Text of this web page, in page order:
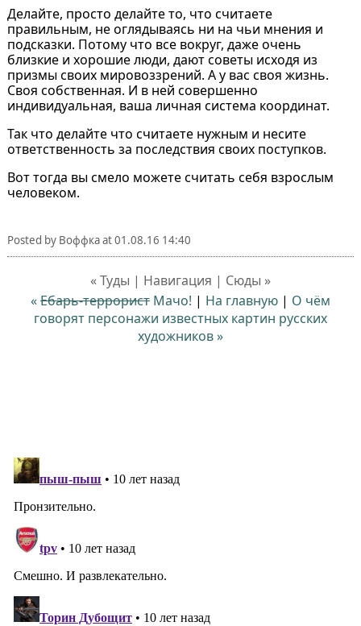
Делайте, просто делайте то, что считаете
правильным, не оглядываясь ни на чьи мнения и
подсказки. Потому что все вокруг, даже очень
близкие и хорошие люди, дают советы исходя из
призмы своих мировоззрений. А у вас своя жизнь.
Своя собственная. И в ней совершенно
индивидуальная, ваша личная система координат.
Так что делайте что считаете нужным и несите
ответственность за последствия своих поступков.
Вот тогда вы смело можете считать себя взрослым
человеком.
Posted by Воффкаat01.08.16 14:40
« Туды | Навигация | Сюды »
«Ебарь-террорист Мачо! | На главную | О чём
говорят персонажи известных картин русских
художников »